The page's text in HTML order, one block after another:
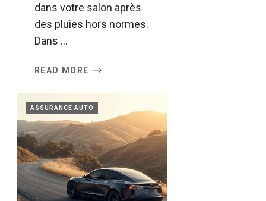
dans votre salon après
des pluies hors normes.
Dans ...
READ MORE
ASSURANCE AUTO